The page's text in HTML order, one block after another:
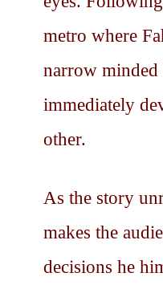
metro where
narrow
immediately
other.
As the story
makes the
decisions he